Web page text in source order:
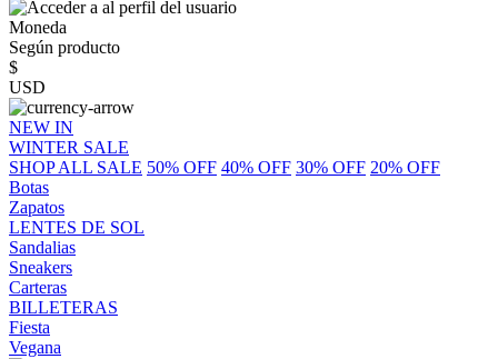
Moneda
Según producto
$
USD
NEW IN
WINTER SALE
SHOP ALL SALE 50% OFF 40% OFF 30% OFF 20% OFF
Botas
Zapatos
LENTES DE SOL
Sandalias
Sneakers
Carteras
BILLETERAS
Fiesta
Vegana